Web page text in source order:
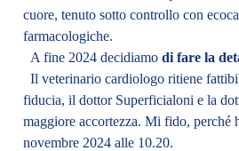
cuore, tenuto sotto controllo con
farmacologiche.
A fine 2024 decidiamodi fare la
Ilveterinario cardiologoritiene
fiducia, il dottor Superficialoni e la
maggiore accortezza. Mi fido, perché
novembre 2024 alle 10.20.